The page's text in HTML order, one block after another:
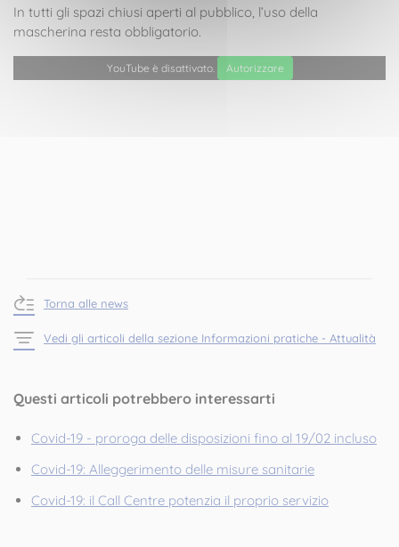
In tutti gli spazi chiusi aperti al pubblico, l’uso della
mascherina resta obbligatorio.
YouTube è disattivato. Autorizzare
Torna alle news
Vedi gli articoli della sezione Informazioni pratiche - Attualità
Questi articoli potrebbero interessarti
Covid-19 - proroga delle disposizioni fino al 19/02 incluso
Covid-19: Alleggerimento delle misure sanitarie
Covid-19: il Call Centre potenzia il proprio servizio